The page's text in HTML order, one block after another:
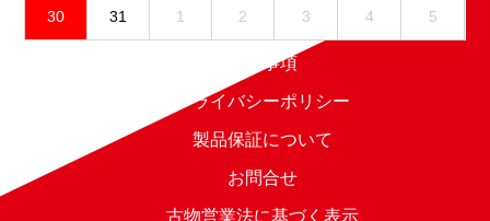
30 31 1 2 3 4 5
免責事項
プライバシーポリシー
製品保証について
お問合せ
古物営業法に基づく表示